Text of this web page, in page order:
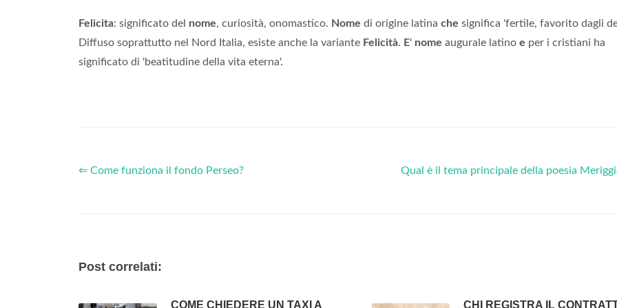
Felicita: significato del nome, curiosità, onomastico. Nome di origine latina che significa 'fertile, favorito dagli
Diffuso soprattutto nel Nord Italia, esiste anche la variante Felicità. E' nome augurale latino e per i cristiani ha
significato di 'beatitudine della vita eterna'.
⇐ Come funziona il fondo Perseo? Qual è il tema principale della poesia
Post correlati:
COME CHIEDERE UN TAXI A CHI REGISTRA IL